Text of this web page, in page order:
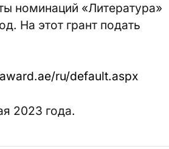
номинаций «Литература»
На этот грант подать
ru/default.aspx
2023 года.